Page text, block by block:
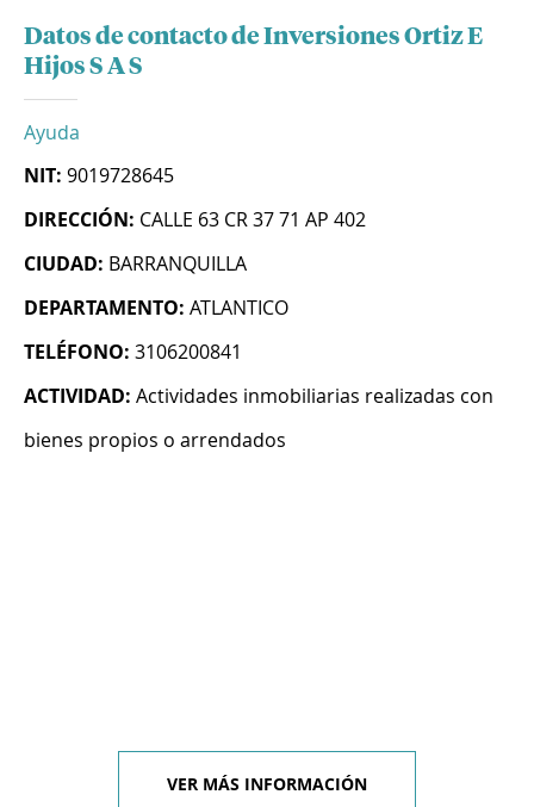
Datos de contacto de Inversiones Ortiz E
Hijos S A S
Ayuda
NIT: 9019728645
DIRECCIÓN: CALLE 63 CR 37 71 AP 402
CIUDAD: BARRANQUILLA
DEPARTAMENTO: ATLANTICO
TELÉFONO: 3106200841
ACTIVIDAD: Actividades inmobiliarias realizadas con
bienes propios o arrendados
VER MÁS INFORMACIÓN